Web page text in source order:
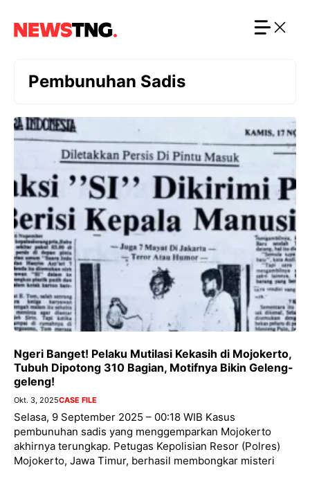
Pembunuhan Sadis
Ngeri Banget! Pelaku Mutilasi Kekasih di Mojokerto,
Tubuh Dipotong 310 Bagian, Motifnya Bikin Geleng-
geleng!
Okt. 3, 2025CASE FILE
Selasa, 9 September 2025 – 00:18 WIB Kasus
pembunuhan sadis yang menggemparkan Mojokerto
akhirnya terungkap. Petugas Kepolisian Resor (Polres)
Mojokerto, Jawa Timur, berhasil membongkar misteri